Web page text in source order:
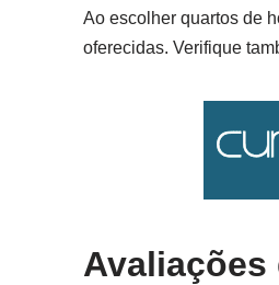
Ao escolher quartos de
oferecidas. Verifique
Avaliações